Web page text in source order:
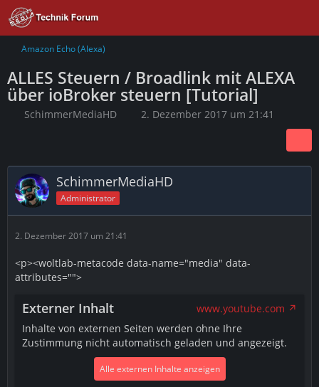
Amazon Echo (Alexa)
ALLES Steuern / Broadlink mit ALEXA
über ioBroker steuern [Tutorial]
SchimmerMediaHD 2. Dezember 2017 um 21:41
SchimmerMediaHD
Administrator
2. Dezember 2017 um 21:41
<p><woltlab-metacode data-name="media" data-
attributes="">
Externer Inhalt
www.youtube.com
Inhalte von externen Seiten werden ohne Ihre
Zustimmung nicht automatisch geladen und angezeigt.
Alle externen Inhalte anzeigen